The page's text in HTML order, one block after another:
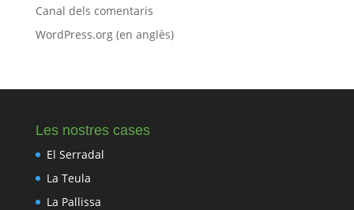
Canal dels comentaris
WordPress.org (en anglès)
Les nostres cases
El Serradal
La Teula
La Pallissa